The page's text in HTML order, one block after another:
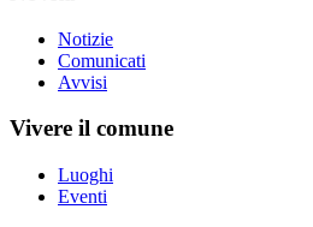
Notizie
Comunicati
Avvisi
Vivere il comune
Luoghi
Eventi